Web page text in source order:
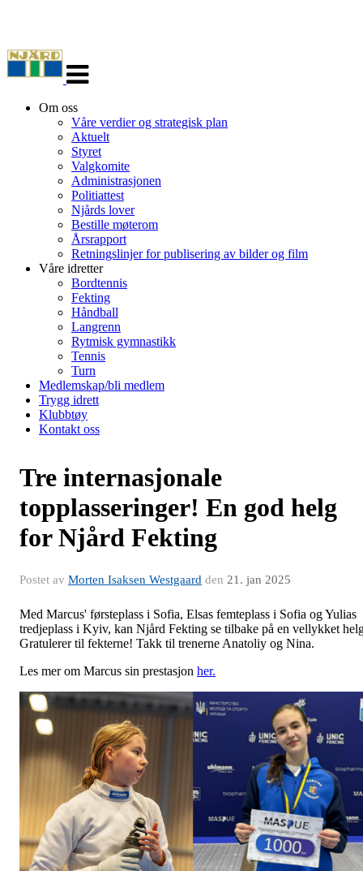
navigasjon
Om oss
Våre verdier og strategisk plan
Aktuelt
Styret
Valgkomite
Administrasjonen
Politiattest
Njårds lover
Bestille møterom
Årsrapport
Retningslinjer for publisering av bilder og film
Våre idretter
Bordtennis
Fekting
Håndball
Langrenn
Rytmisk gymnastikk
Tennis
Turn
Medlemskap/bli medlem
Trygg idrett
Klubbtøy
Kontakt oss
Tre internasjonale
topplasseringer! En god helg
for Njård Fekting
Postet av Morten Isaksen Westgaard den 21. jan 2025
Med Marcus' førsteplass i Sofia, Elsas femteplass i Sofia og Yulias
tredjeplass i Kyiv, kan Njård Fekting se tilbake på en vellykket
Gratulerer til fekterne! Takk til trenerne Anatoliy og Nina.
Les mer om Marcus sin prestasjon her.